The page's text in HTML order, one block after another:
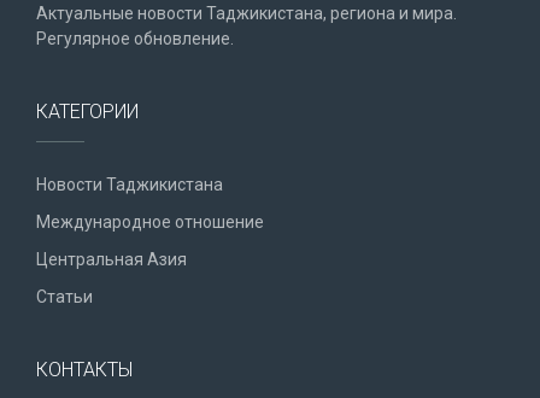
Актуальные новости Таджикистана, региона и мира.
Регулярное обновление.
КАТЕГОРИИ
Новости Таджикистана
Международное отношение
Центральная Азия
Статьи
КОНТАКТЫ